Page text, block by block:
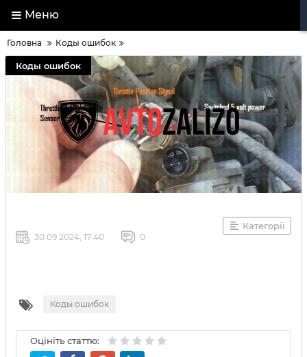
Меню
Головна Коды ошибок
Коды ошибок
Категорії
30 09 2024, 17:40 0
Коды ошибок
Оцініть статтю: